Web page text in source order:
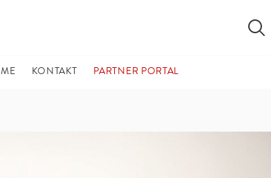
KONTAKT PARTNER PORTAL